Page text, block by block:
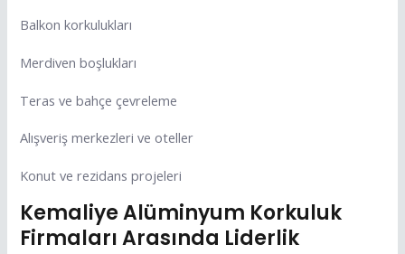
Balkon korkulukları
Merdiven boşlukları
Teras ve bahçe çevreleme
Alışveriş merkezleri ve oteller
Konut ve rezidans projeleri
Kemaliye Alüminyum Korkuluk
Firmaları Arasında Liderlik